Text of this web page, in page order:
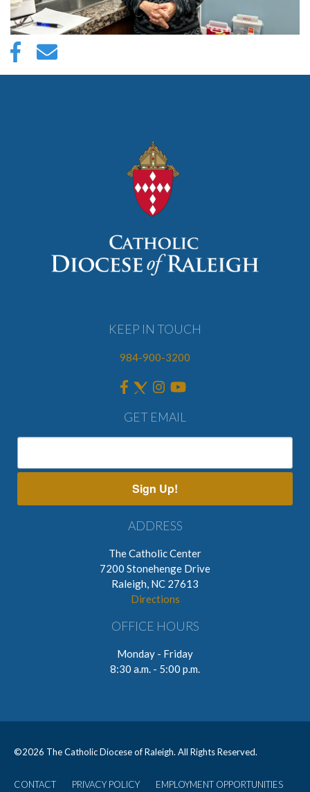
KEEP IN TOUCH
984-900-3200
GET EMAIL
Sign Up!
ADDRESS
The Catholic Center
7200 Stonehenge Drive
Raleigh, NC 27613
Directions
OFFICE HOURS
Monday - Friday
8:30 a.m. - 5:00 p.m.
©2026 The Catholic Diocese of Raleigh. All Rights Reserved.
CONTACT PRIVACY POLICY EMPLOYMENT OPPORTUNITIES